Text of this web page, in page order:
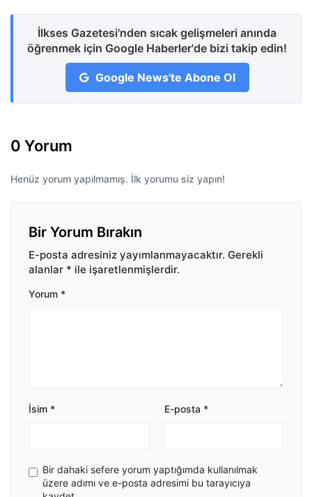
İlkses Gazetesi'nden sıcak gelişmeleri anında
öğrenmek için Google Haberler'de bizi takip edin!
Google News'te Abone Ol
0 Yorum
Henüz yorum yapılmamış. İlk yorumu siz yapın!
Bir Yorum Bırakın
E-posta adresiniz yayımlanmayacaktır. Gerekli
alanlar * ile işaretlenmişlerdir.
Yorum *
İsim * E-posta *
Bir dahaki sefere yorum yaptığımda kullanılmak
üzere adımı ve e-posta adresimi bu tarayıcıya